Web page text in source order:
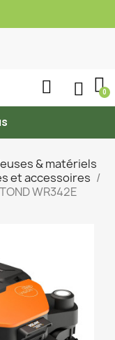
& matériels
et accessoires
WR342E